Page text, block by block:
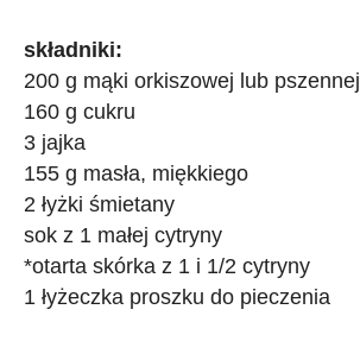
składniki:
200 g mąki orkiszowej lub pszennej
160 g cukru
3 jajka
155 g masła, miękkiego
2 łyżki śmietany
sok z 1 małej cytryny
*otarta skórka z 1 i 1/2 cytryny
1 łyżeczka proszku do pieczenia